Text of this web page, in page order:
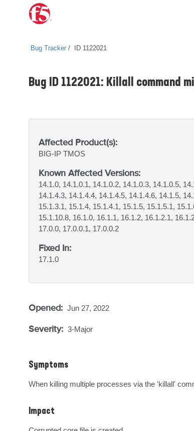
Bug Tracker ID 1122021
Bug ID 1122021: Killall command
Affected Product(s):
BIG-IP TMOS
Known Affected Versions:
14.1.0, 14.1.0.1, 14.1.0.2, 14.1.0.3, 14.1.0.5,
14.1.4.3, 14.1.4.4, 14.1.4.5, 14.1.4.6, 14.1.5,
15.1.3.1, 15.1.4, 15.1.4.1, 15.1.5, 15.1.5.1,
15.1.10.8, 16.1.0, 16.1.1, 16.1.2, 16.1.2.1,
17.0.0, 17.0.0.1, 17.0.0.2
Fixed In:
17.1.0
Opened: Jun 27, 2022
Severity: 3-Major
Symptoms
When killing multiple processes via the 'killall'
Impact